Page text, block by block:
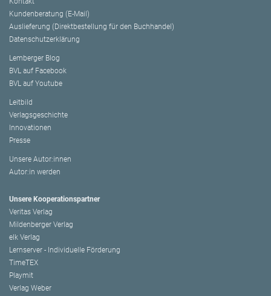
Kundenberatung (E-Mail)
Auslieferung (Direktbestellung für den Buchhandel)
Datenschutzerklärung
Lemberger Blog
BVL auf Facebook
BVL auf Youtube
Leitbild
Verlagsgeschichte
Innovationen
Presse
Unsere Autor:innen
Autor:in werden
Unsere Kooperationspartner
Veritas Verlag
Mildenberger Verlag
elk Verlag
Lernserver - Individuelle Förderung
TimeTEX
Playmit
Verlag Weber